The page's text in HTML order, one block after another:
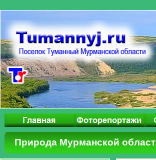
Природа Мурманской